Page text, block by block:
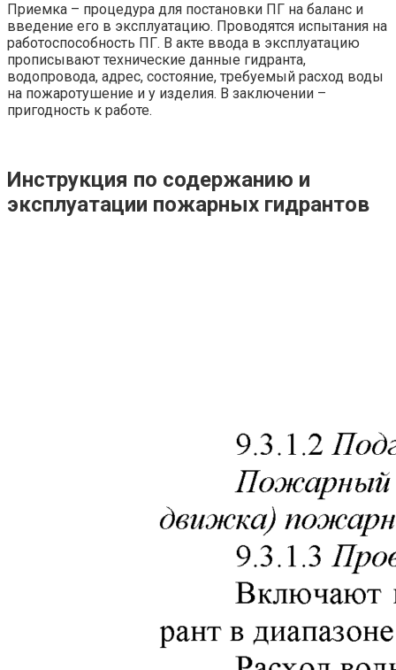
Приемка – процедура для постановки ПГ на баланс и
введение его в эксплуатацию. Проводятся испытания на
работоспособность ПГ. В акте ввода в эксплуатацию
прописывают технические данные гидранта,
водопровода, адрес, состояние, требуемый расход воды
на пожаротушение и у изделия. В заключении –
пригодность к работе.
Инструкция по содержанию и
эксплуатации пожарных гидрантов